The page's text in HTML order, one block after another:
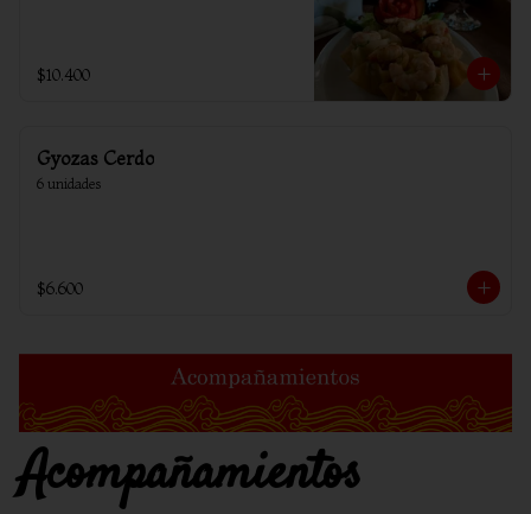
$10.400
Gyozas Cerdo
6 unidades
$6.600
Acompañamientos